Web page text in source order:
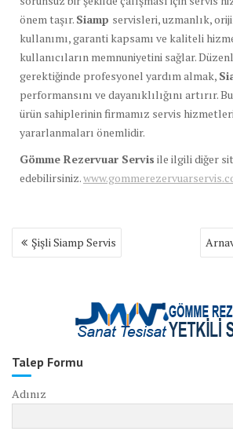
önem taşır. Siamp servisleri, uzmanlık,
kullanımı, garanti kapsamı ve kaliteli
kullanıcıların memnuniyetini sağlar.
gerektiğinde profesyonel yardım almak,
performansını ve dayanıklılığını artırır.
ürün sahiplerinin firmamız servis
yararlanmaları önemlidir.
Gömme Rezervuar Servis ile ilgili diğer
edebilirsiniz.
Yazı
gezinmesi
Şişli Siamp Servis
Talep Formu
Adınız